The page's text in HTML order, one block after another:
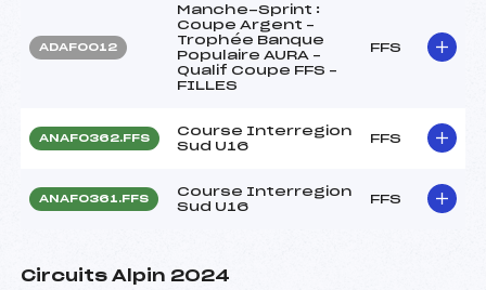
ADAF0012
Manche-Sprint :
Coupe Argent –
Trophée Banque
Populaire AURA –
Qualif Coupe FFS –
FILLES
FFS
ANAF0362.FFS
Course Interregion
Sud U16
FFS
ANAF0361.FFS
Course Interregion
Sud U16
FFS
Circuits Alpin 2024